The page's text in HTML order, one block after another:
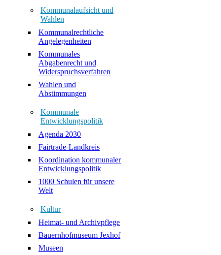
Kommunalaufsicht und
Wahlen
Kommunalrechtliche
Angelegenheiten
Kommunales
Abgabenrecht und
Widerspruchsverfahren
Wahlen und
Abstimmungen
Kommunale
Entwicklungspolitik
Agenda 2030
Fairtrade-Landkreis
Koordination kommunaler
Entwicklungspolitik
1000 Schulen für unsere
Welt
Kultur
Heimat- und Archivpflege
Bauernhofmuseum Jexhof
Museen